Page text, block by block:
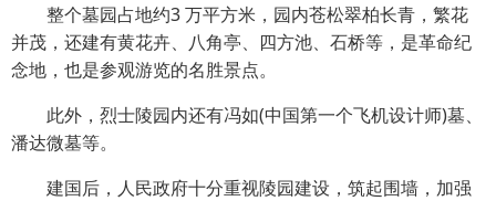
整个墓园占地约3 万平方米，园内苍松翠柏长青，繁花
并茂，还建有黄花卉、八角亭、四方池、石桥等，是革命纪
念地，也是参观游览的名胜景点。
此外，烈士陵园内还有冯如(中国第一个飞机设计师)墓、
潘达微墓等。
建国后，人民政府十分重视陵园建设，筑起围墙，加强